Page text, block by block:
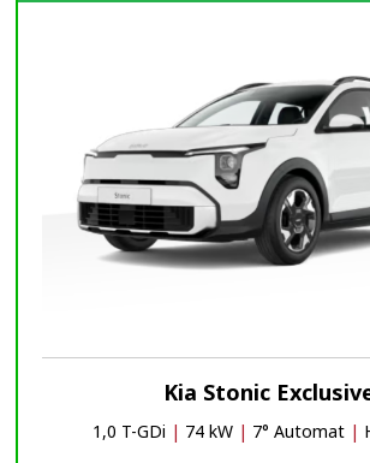
Kia Stonic
1,0 T-GDi | 74 kW | 7° Automat |